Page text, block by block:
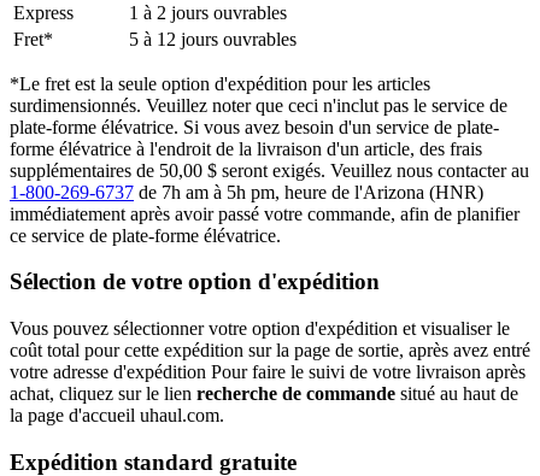
Express
1 à 2 jours ouvrables
Fret*
5 à 12 jours ouvrables
*Le fret est la seule option d'expédition pour les articles
surdimensionnés. Veuillez noter que ceci n'inclut pas le service de
plate-forme élévatrice. Si vous avez besoin d'un service de plate-
forme élévatrice à l'endroit de la livraison d'un article, des frais
supplémentaires de 50,00 $ seront exigés. Veuillez nous contacter au
1-800-269-6737 de 7h am à 5h pm, heure de l'Arizona (HNR)
immédiatement après avoir passé votre commande, afin de planifier
ce service de plate-forme élévatrice.
Sélection de votre option d'expédition
Vous pouvez sélectionner votre option d'expédition et visualiser le
coût total pour cette expédition sur la page de sortie, après avez entré
votre adresse d'expédition Pour faire le suivi de votre livraison après
achat, cliquez sur le lien recherche de commande situé au haut de
la page d'accueil uhaul.com.
Expédition standard gratuite